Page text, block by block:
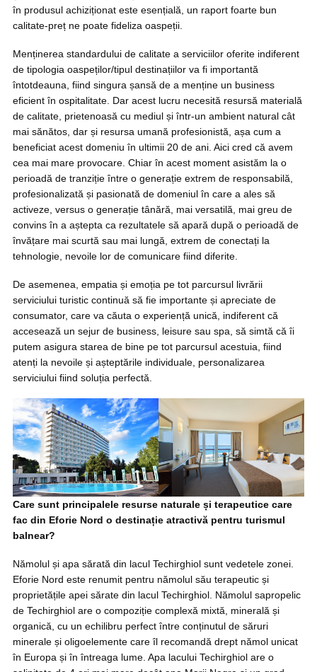
în produsul achiziționat este esențială, un raport foarte bun
calitate-preț ne poate fideliza oaspeții.
Menținerea standardului de calitate a serviciilor oferite indiferent
de tipologia oaspeților/tipul destinațiilor va fi importantă
întotdeauna, fiind singura șansă de a menține un business
eficient în ospitalitate. Dar acest lucru necesită resursă materială
de calitate, prietenoasă cu mediul și într-un ambient natural cât
mai sănătos, dar și resursa umană profesionistă, așa cum a
beneficiat acest domeniu în ultimii 20 de ani. Aici cred că avem
cea mai mare provocare. Chiar în acest moment asistăm la o
perioadă de tranziție între o generație extrem de responsabilă,
profesionalizată și pasionată de domeniul în care a ales să
activeze, versus o generație tânără, mai versatilă, mai greu de
convins în a aștepta ca rezultatele să apară după o perioadă de
învățare mai scurtă sau mai lungă, extrem de conectați la
tehnologie, nevoile lor de comunicare fiind diferite.
De asemenea, empatia și emoția pe tot parcursul livrării
serviciului turistic continuă să fie importante și apreciate de
consumator, care va căuta o experiență unică, indiferent că
accesează un sejur de business, leisure sau spa, să simtă că îi
putem asigura starea de bine pe tot parcursul acestuia, fiind
atenți la nevoile și așteptările individuale, personalizarea
serviciului fiind soluția perfectă.
Care sunt principalele resurse naturale și terapeutice care
fac din Eforie Nord o destinație atractivă pentru turismul
balnear?
Nămolul și apa sărată din lacul Techirghiol sunt vedetele zonei.
Eforie Nord este renumit pentru nămolul său terapeutic și
proprietățile apei sărate din lacul Techirghiol. Nămolul sapropelic
de Techirghiol are o compoziție complexă mixtă, minerală și
organică, cu un echilibru perfect între conținutul de săruri
minerale și oligoelemente care îl recomandă drept nămol unicat
în Europa și în întreaga lume. Apa lacului Techirghiol are o